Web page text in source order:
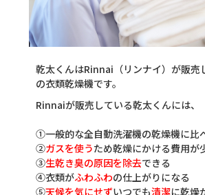
乾太くんはRinnai（リンナイ）が販売
の衣類乾燥機です。
Rinnaiが販売している乾太くんには、
①一般的な全自動洗濯機の乾燥機に比
②ガスを使うため乾燥にかける費用が
③生乾き臭の原因を除去できる
④衣類がふわふわの仕上がりになる
⑤天候を気にせずいつでも清潔に乾燥